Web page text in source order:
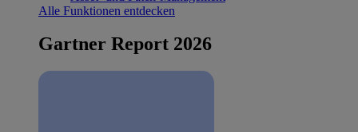
Alle Funktionen entdecken
Gartner Report 2026